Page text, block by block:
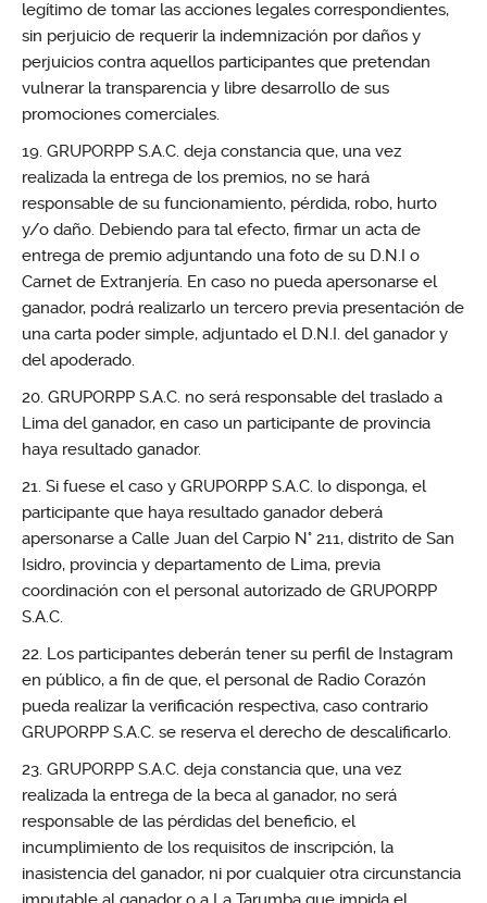
legítimo de tomar las acciones legales correspondientes,
sin perjuicio de requerir la indemnización por daños y
perjuicios contra aquellos participantes que pretendan
vulnerar la transparencia y libre desarrollo de sus
promociones comerciales.
GRUPORPP S.A.C. deja constancia que, una vez
realizada la entrega de los premios, no se hará
responsable de su funcionamiento, pérdida, robo, hurto
y/o daño. Debiendo para tal efecto, firmar un acta de
entrega de premio adjuntando una foto de su D.N.I o
Carnet de Extranjería. En caso no pueda apersonarse el
ganador, podrá realizarlo un tercero previa presentación de
una carta poder simple, adjuntado el D.N.I. del ganador y
del apoderado.
GRUPORPP S.A.C. no será responsable del traslado a
Lima del ganador, en caso un participante de provincia
haya resultado ganador.
Si fuese el caso y GRUPORPP S.A.C. lo disponga, el
participante que haya resultado ganador deberá
apersonarse a Calle Juan del Carpio N° 211, distrito de San
Isidro, provincia y departamento de Lima, previa
coordinación con el personal autorizado de GRUPORPP
S.A.C.
Los participantes deberán tener su perfil de Instagram
en público, a fin de que, el personal de Radio Corazón
pueda realizar la verificación respectiva, caso contrario
GRUPORPP S.A.C. se reserva el derecho de descalificarlo.
GRUPORPP S.A.C. deja constancia que, una vez
realizada la entrega de la beca al ganador, no será
responsable de las pérdidas del beneficio, el
incumplimiento de los requisitos de inscripción, la
inasistencia del ganador, ni por cualquier otra circunstancia